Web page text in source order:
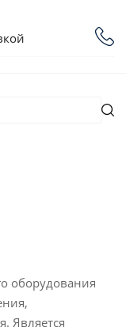
оборудования
Является